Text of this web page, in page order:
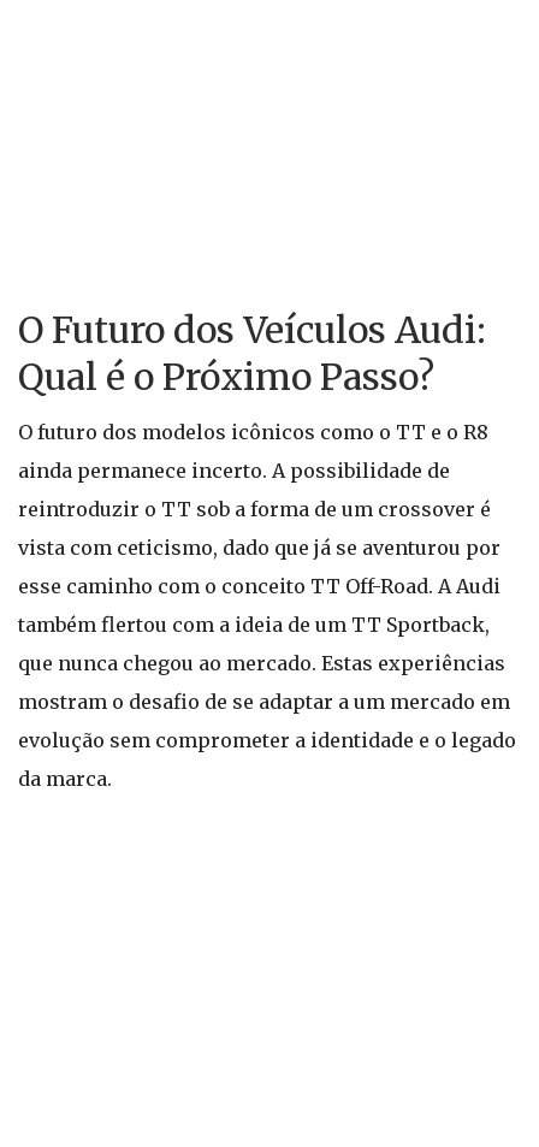
O Futuro dos Veículos Audi:
Qual é o Próximo Passo?
O futuro dos modelos icônicos como o TT e o R8
ainda permanece incerto. A possibilidade de
reintroduzir o TT sob a forma de um crossover é
vista com ceticismo, dado que já se aventurou por
esse caminho com o conceito TT Off-Road. A Audi
também flertou com a ideia de um TT Sportback,
que nunca chegou ao mercado. Estas experiências
mostram o desafio de se adaptar a um mercado em
evolução sem comprometer a identidade e o legado
da marca.